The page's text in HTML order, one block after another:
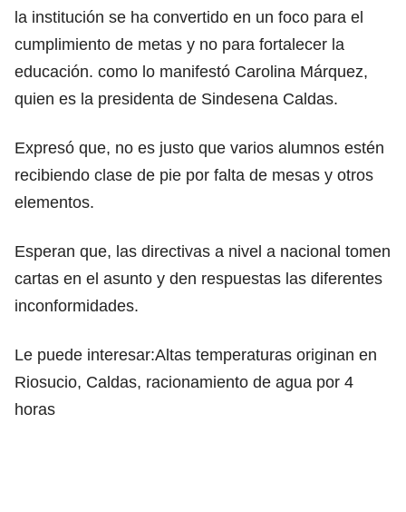
la institución se ha convertido en un foco para el
cumplimiento de metas y no para fortalecer la
educación. como lo manifestó Carolina Márquez,
quien es la presidenta de Sindesena Caldas.
Expresó que, no es justo que varios alumnos estén
recibiendo clase de pie por falta de mesas y otros
elementos.
Esperan que, las directivas a nivel a nacional tomen
cartas en el asunto y den respuestas las diferentes
inconformidades.
Le puede interesar:Altas temperaturas originan en
Riosucio, Caldas, racionamiento de agua por 4
horas